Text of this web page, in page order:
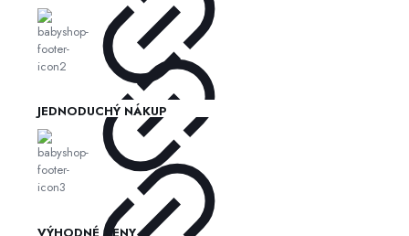
JEDNODUCHÝ NÁKUP
VÝHODNÉ CENY